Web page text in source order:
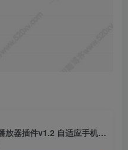
WordPress插件 网站悬浮音乐播放器插件v1.2 自适应手机和PC 内置6套播放器模板及三种音乐获取方式